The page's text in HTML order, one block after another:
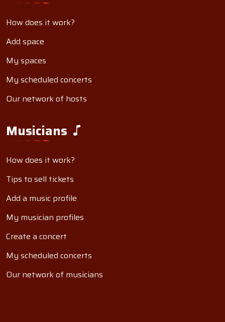
How does it work?
Add space
My spaces
My scheduled concerts
Our network of hosts
Musicians
How does it work?
Tips to sell tickets
Add a music profile
My musician profiles
Create a concert
My scheduled concerts
Our network of musicians